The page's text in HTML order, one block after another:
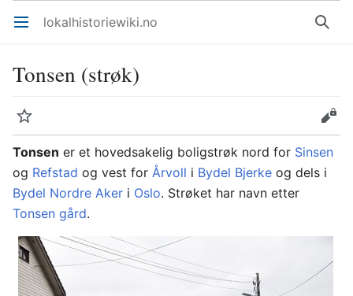
Åpne hovedmenyen lokalhistoriewiki.no Søk
Tonsen (strøk)
Overvåk
Rediger
Tonsen er et hovedsakelig boligstrøk nord for Sinsen
og Refstad og vest for Årvoll i Bydel Bjerke og dels i
Bydel Nordre Aker i Oslo. Strøket har navn etter
Tonsen gård.